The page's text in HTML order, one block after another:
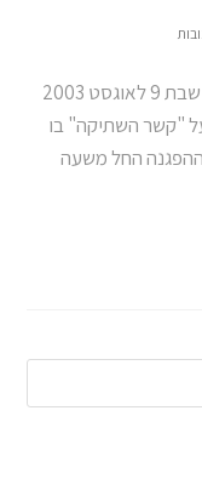
התנועה לאיכות השלטון תפגין היום –מוצאי שבת 9 לאוגסט 2003
"קשר השתיקה" בו
ההפגנה החל משעה